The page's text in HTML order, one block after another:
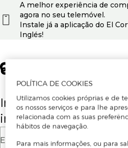
Insira o seu email para
iniciar sessão.
E-mail
A melhor experiência de
agora no seu telemóvel.
Instale já a aplicação do El
Inglés!
POLÍTICA DE COOKIES
Utilizamos cookies próprias e de
os nossos serviços e para lhe
relacionada com as suas
hábitos de navegação.
Para mais informações, ou para